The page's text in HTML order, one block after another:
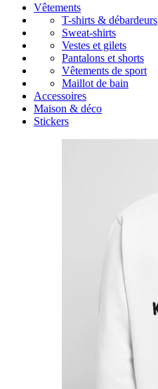
Vêtements
T-shirts & débardeurs
Sweat-shirts
Vestes et gilets
Pantalons et shorts
Vêtements de sport
Maillot de bain
Accessoires
Maison & déco
Stickers